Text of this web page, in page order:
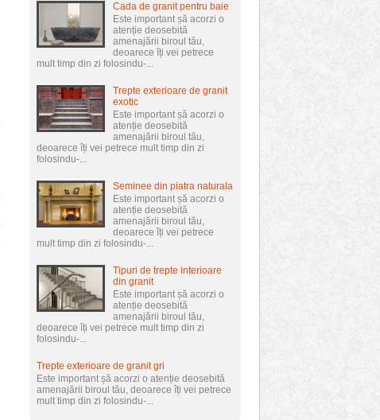
Cada de granit pentru baie
Este important șă acorzi o
atenție deosebită
amenajării biroul tău,
deoarece îți vei petrece
mult timp din zi folosindu-...
Trepte exterioare de granit
exotic
Este important șă acorzi o
atenție deosebită
amenajării biroul tău,
deoarece îți vei petrece mult timp din zi
folosindu-...
Seminee din piatra naturala
Este important șă acorzi o
atenție deosebită
amenajării biroul tău,
deoarece îți vei petrece
mult timp din zi folosindu-...
Tipuri de trepte interioare
din granit
Este important șă acorzi o
atenție deosebită
amenajării biroul tău,
deoarece îți vei petrece mult timp din zi
folosindu-...
Trepte exterioare de granit gri
Este important șă acorzi o atenție deosebită
amenajării biroul tău, deoarece îți vei petrece
mult timp din zi folosindu-...